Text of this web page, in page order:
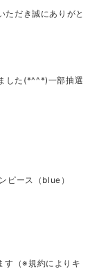
だき誠にありがと
した(*^^*)一部抽選
ピース（blue）
す（※規約によりキ